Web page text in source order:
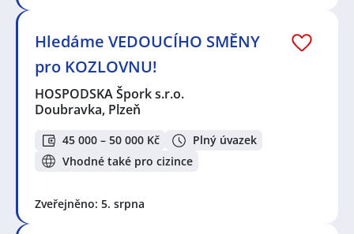
Hledáme VEDOUCÍHO SMĚNY
pro KOZLOVNU!
HOSPODSKA Špork s.r.o.
Doubravka, Plzeň
45 000 – 50 000 Kč
Plný úvazek
Vhodné také pro cizince
Zveřejněno: 5. srpna